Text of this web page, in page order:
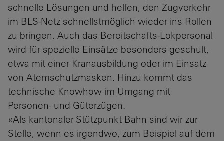
schnelle Lösungen und helfen, den Zugverkehr
im BLS-Netz schnellstmöglich wieder ins Rollen
zu bringen. Auch das Bereitschafts-Lokpersonal
wird für spezielle Einsätze besonders geschult,
etwa mit einer Kranausbildung oder im Einsatz
von Atemschutzmasken. Hinzu kommt das
technische Knowhow im Umgang mit
Personen- und Güterzügen.
«Als kantonaler Stützpunkt Bahn sind wir zur
Stelle, wenn es irgendwo, zum Beispiel auf dem